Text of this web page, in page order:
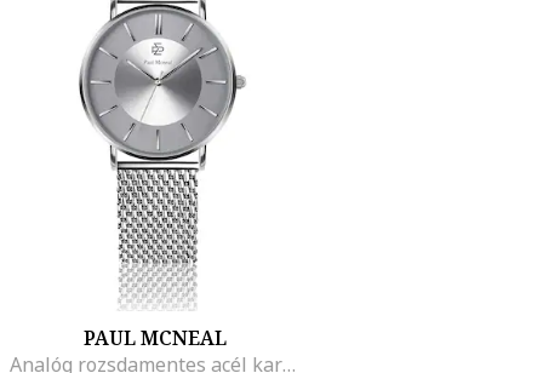
PAUL MCNEAL
Analóg rozsdamentes acél karóra